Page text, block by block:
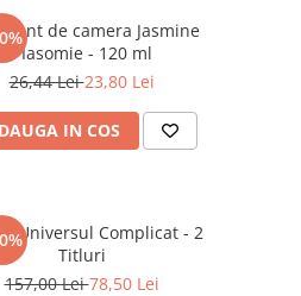
de camera Jasmine
/ Iasomie - 120 ml
26,44 Lei23,80 Lei
IN COS
Universul Complicat - 2
Titluri
157,00 Lei78,50 Lei